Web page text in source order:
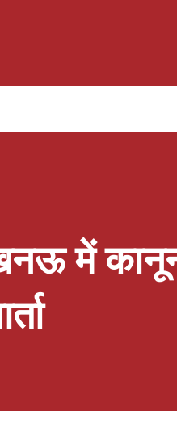
उत्सुकता और बढ़ा दी है।
में